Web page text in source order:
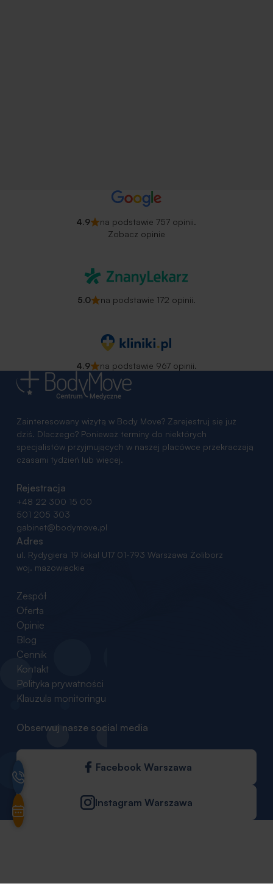
4.9
na podstawie 757 opinii.
Zobacz opinie
5.0 na podstawie 172 opinii.
4.9 na podstawie 967 opinii.
Zainteresowany wizytą w Body Move? Zarejestruj się już
dziś. Dlaczego? Ponieważ terminy do niektórych
specjalistów przyjmujących w naszej placówce przekraczają
czasami tydzień lub więcej.
Rejestracja
+48 22 300 15 00
501 205 303
gabinet@bodymove.pl
Adres
ul. Rydygiera 19 lokal U17 01-793 Warszawa Żoliborz
woj. mazowieckie
Zespół
Oferta
Opinie
Blog
Cennik
Kontakt
Polityka prywatności
Klauzula monitoringu
Obserwuj nasze social media
Facebook Warszawa
Instagram Warszawa